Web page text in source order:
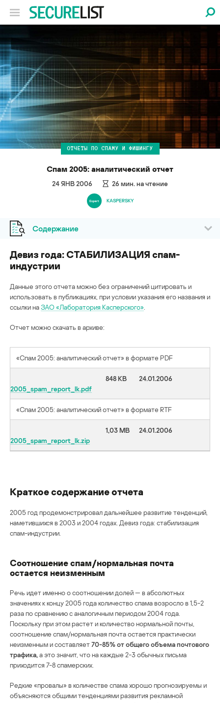
ОТЧЕТЫ ПО СПАМУ И ФИШИНГУ
Спам 2005: аналитический отчет
24 ЯНВ 2006 26 мин. на чтение
KASPERSKY
Содержание
Девиз года: СТАБИЛИЗАЦИЯ спам-
индустрии
Данные этого отчета можно без ограничений цитировать и
использовать в публикациях, при условии указания его названия и
ссылки наЗАО «Лаборатория Касперского»
Отчет можно скачать в архиве:
«Спам 2005: аналитический отчет» в формате PDF
2005_spam_report_lk.pdf
848 KB 24.01.2006
«Спам 2005: аналитический отчет» в формате RTF
2005_spam_report_lk.zip
1,03 MB 24.01.2006
Краткое содержание отчета
2005 год продемонстрировал дальнейшее развитие тенденций,
наметившихся в 2003 и 2004 годах. Девиз года: стабилизация
спам-индустрии.
Соотношение спам/нормальная почта
остается неизменным
Речь идет именно о соотношении долей — в абсолютных
значениях к концу 2005 года количество спама возросло в 1,5-2
раза по сравнению с аналогичным периодом 2004 года.
Поскольку при этом растет и количество нормальной почты,
соотношение спам/нормальная почта остается практически
неизменным и составляет70-85% от общего объема почтового
трафика,а это значит, что на каждые 2-3 обычных письма
приходится 7-8 спамерских.
Редкие «провалы» в количестве спама хорошо прогнозируемы и
объясняются общими тенденциями развития рекламной